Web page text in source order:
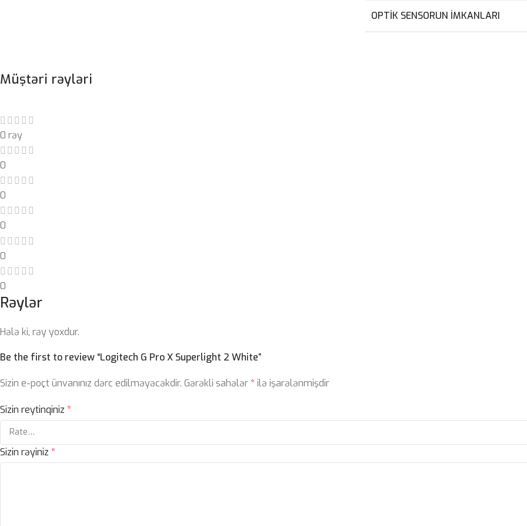
OPTIK SENSORUN IMKANLARI
Müştəri rəyləri
0 rəy
0
0
0
0
0
Rəylər
Hələ ki, rəy yoxdur.
Be the first to review “Logitech G Pro X Superlight 2 White”
Sizin e-poçt ünvanınız dərc edilməyəcəkdir. Gərəkli sahələr*ilə işarələnmişdir
Sizin reytinqiniz *
Sizin rəyiniz *